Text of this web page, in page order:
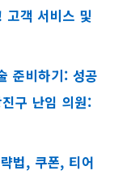
객 서비스 및
준비하기: 성공
구 난임 의원:
법, 쿠폰, 티어